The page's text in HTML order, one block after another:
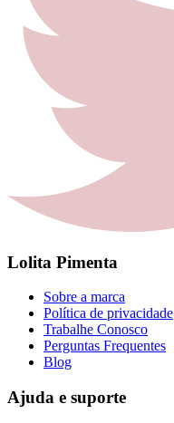
Lolita Pimenta
Sobre a marca
Política de privacidade
Trabalhe Conosco
Perguntas Frequentes
Blog
Ajuda e suporte